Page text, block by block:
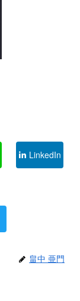
LinkedIn
畠中 亜門